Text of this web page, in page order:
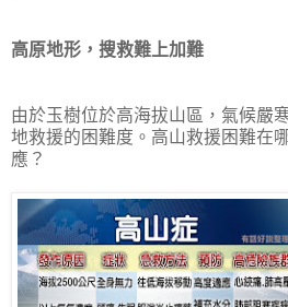
高原地形，搜救難上加難
由於玉樹位於高海拔山區，氣候嚴
地救援的困難度。高山救援困難在
應？